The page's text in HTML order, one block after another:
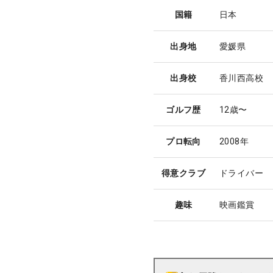
国籍 日本
出身地 愛媛県
出身校 香川西高校
ゴルフ歴 12歳〜
プロ転向 2008年
得意クラブ ドライバー
趣味 映画鑑賞